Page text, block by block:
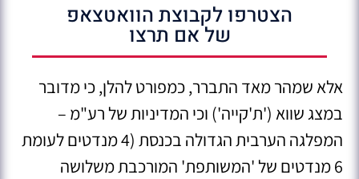
הצטרפו לקבוצת הוואטצאפ
של אם תרצו
אלא שמהר מאד התברר, כמפורט להלן, כי מדובר
במצג שווא ('ת'קייה') וכי המדיניות של רע"מ –
המפלגה הערבית הגדולה בכנסת (4 מנדטים לעומת
6 מנדטים של 'המשותפת' המורכבת משלושה